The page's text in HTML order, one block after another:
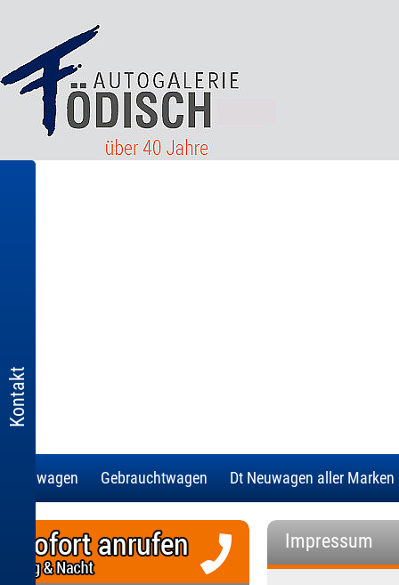
Kontakt
Neuwagen Gebrauchtwagen Dt Neuwagen aller Marken
Impressum